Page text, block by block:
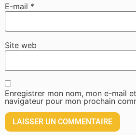
E-mail *
Site web
Enregistrer mon nom, mon e-mail
navigateur pour mon prochain